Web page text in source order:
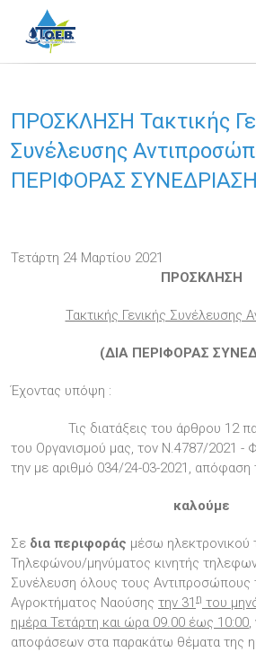
ΠΡΟΣΚΛΗΣΗ Τακτικής
Συνέλευσης
ΠΕΡΙΦΟΡΑΣ
Τετάρτη 24 Μαρτίου 2021
ΠΡΟΣΚΛΗΣΗ
Τακτικής Γενικής Συνέλευσης
(ΔΙΑ ΠΕΡΙΦΟΡΑΣ
Έχοντας υπόψη :
Τις διατάξεις του άρθρου 12 παρ.
του Οργανισμού μας, τον Ν.4787/2021 -
την με αριθμό 034/24-03-2021, απόφαση
καλούμε
Σε δια περιφοράς μέσω ηλεκτρονικού
Τηλεφώνου/μηνύματος κινητής
Συνέλευση όλους τους Αντιπροσώπους
Αγροκτήματος Ναούσης την 31 η του
ημέρα Τετάρτη και ώρα 09.00 έως 10:00,
αποφάσεων στα παρακάτω θέματα της